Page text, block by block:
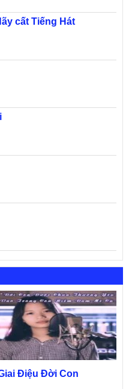
cất Tiếng Hát
Điệu Đời Con